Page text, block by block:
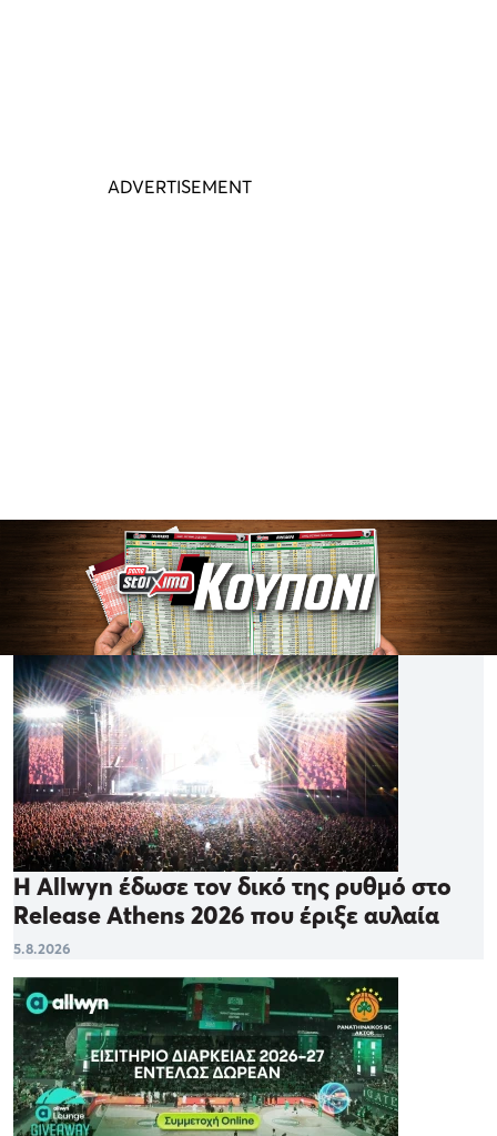
Η Allwyn έδωσε τον δικό της ρυθμό στο
Release Athens 2026 που έριξε αυλαία
5.8.2026